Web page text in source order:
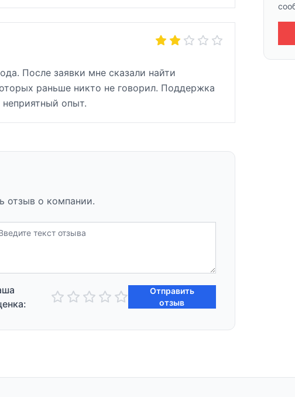
После заявки мне сказали найти
раньше никто не говорил. Поддержка
неприятный опыт.
отзыв о компании.
Отправить
отзыв